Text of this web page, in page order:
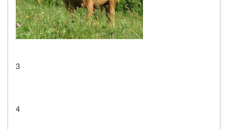
3
4